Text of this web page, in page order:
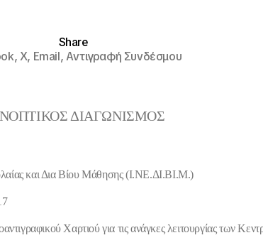
Share
X, Email,Αντιγραφή Συνδέσμου
ΔΙΑΓΩΝΙΣΜΟΣ
και Δια Βίου Μάθησης (Ι.ΝΕ.ΔΙ.ΒΙ.Μ.)
Χαρτιού για τις ανάγκες λειτουργίας των